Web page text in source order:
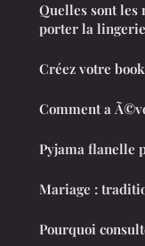
Quelles sont les
porter la
Créez votre
Comment a
Pyjama flanelle
Mariage :
Pourquoi